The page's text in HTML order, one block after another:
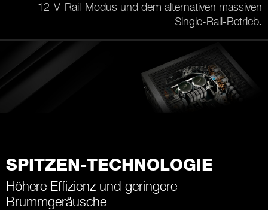
12-V-Rail-Modus und dem alternativen massiven
Single-Rail-Betrieb.
SPITZEN-TECHNOLOGIE
Höhere Effizienz und geringere
Brummgeräusche